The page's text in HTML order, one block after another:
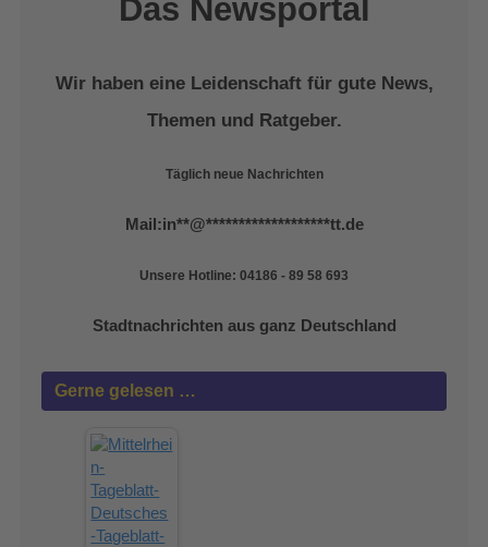
Das Newsportal
Wir haben eine Leidenschaft für gute News,
Themen und Ratgeber.
Täglich neue Nachrichten
Mail:in**@*******************tt.de
Unsere Hotline: 04186 - 89 58 693
Stadtnachrichten aus ganz Deutschland
Gerne gelesen …